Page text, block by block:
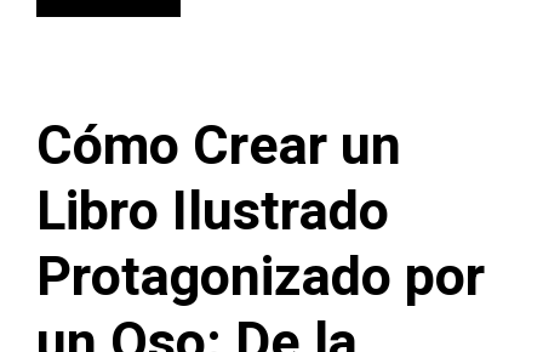
Cómo Crear un
Libro Ilustrado
Protagonizado por